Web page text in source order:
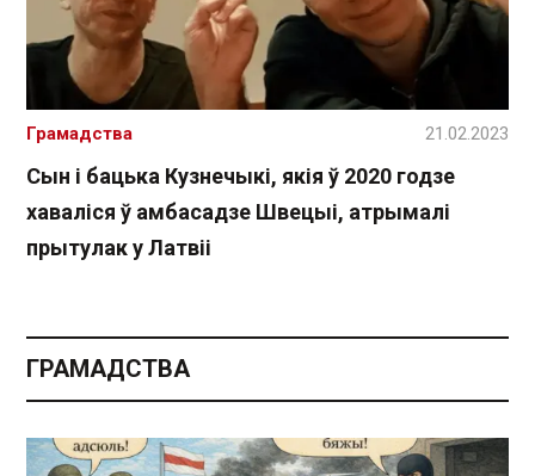
Сын і бацька Кузнечыкі, якія ў 2020 годзе
хаваліся ў амбасадзе Швецыі, атрымалі
прытулак у Латвіі
Грамадства 21.02.2023
ГРАМАДСТВА